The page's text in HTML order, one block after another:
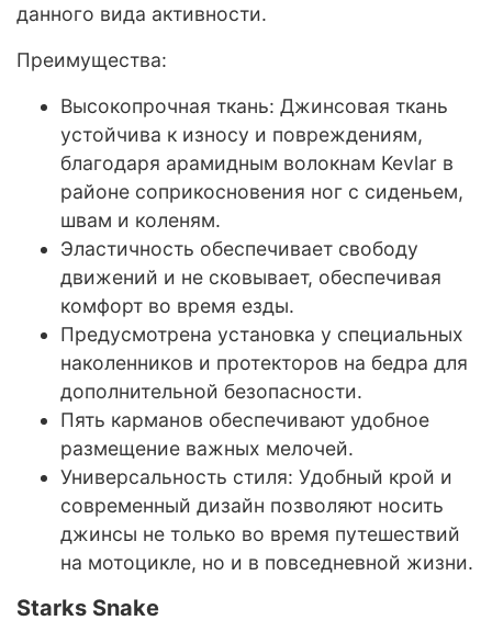
данного вида активности.
Преимущества:
Высокопрочная ткань: Джинсовая ткань
устойчива к износу и повреждениям,
благодаря арамидным волокнам Kevlar в
районе соприкосновения ног с сиденьем,
швам и коленям.
Эластичность обеспечивает свободу
движений и не сковывает, обеспечивая
комфорт во время езды.
Предусмотрена установка у специальных
наколенников и протекторов на бедра для
дополнительной безопасности.
Пять карманов обеспечивают удобное
размещение важных мелочей.
Универсальность стиля: Удобный крой и
современный дизайн позволяют носить
джинсы не только во время путешествий
на мотоцикле, но и в повседневной жизни.
Starks Snake